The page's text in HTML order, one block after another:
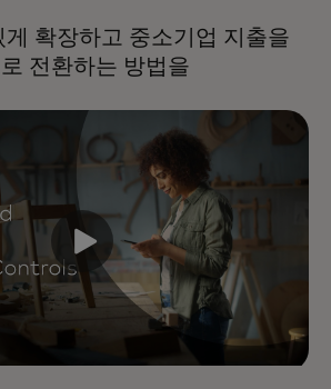
게 확장하고 중소기업 지출을
전환하는 방법을